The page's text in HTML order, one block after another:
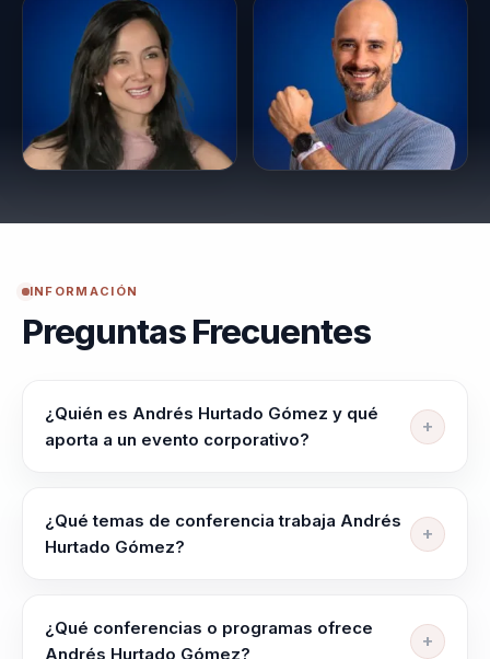
INFORMACIÓN
Preguntas Frecuentes
¿Quién es Andrés Hurtado Gómez y qué
aporta a un evento corporativo?
equipos que ayuda a alinear equipos, elevar criterio y
liderar con claridad en contextos complejos. Integra
de equipos desalineados a liderazgo estrategico y
cohesion
¿Qué temas de conferencia trabaja Andrés
Hurtado Gómez?
Programación Neurolingüística, Inteligencia Emocional,
Liderazgo Estratégico, Eneagrama, Romper
¿Qué conferencias o programas ofrece
Andrés Hurtado Gómez?